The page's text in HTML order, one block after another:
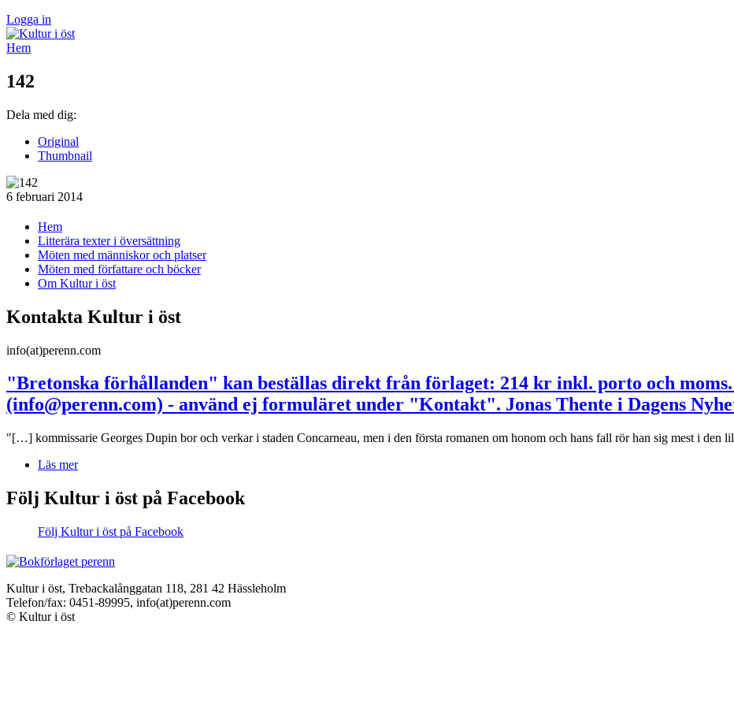
Logga in
Hem
142
Dela med dig:
Original
Thumbnail
6 februari 2014
Hem
Litterära texter i översättning
Möten med människor och platser
Möten med författare och böcker
Om Kultur i öst
Kontakta Kultur i öst
info(at)perenn.com
"Bretonska förhållanden" kan beställas direkt från förlaget: 214 kr inkl. porto och
(info@perenn.com) - använd ej formuläret under "Kontakt". Jonas Thente i Dagens
"[…] kommissarie Georges Dupin bor och verkar i staden Concarneau, men i den första romanen om honom och hans fall rör han sig mest i den
Läs mer
Följ Kultur i öst på Facebook
Följ Kultur i öst på Facebook
Kultur i öst, Trebackalånggatan 118, 281 42 Hässleholm
Telefon/fax: 0451-89995, info(at)perenn.com
© Kultur i öst